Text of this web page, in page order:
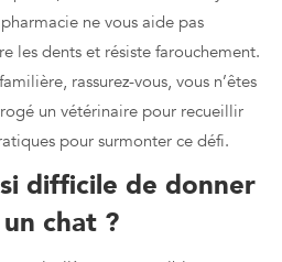
ne vous aide pas
les dents et résiste farouchement.
rassurez-vous, vous n’êtes
un vétérinaire pour recueillir
pour surmonter ce défi.
difficile de donner
chat ?